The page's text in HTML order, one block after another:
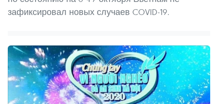
зафиксировал новых случаев COVID-19.